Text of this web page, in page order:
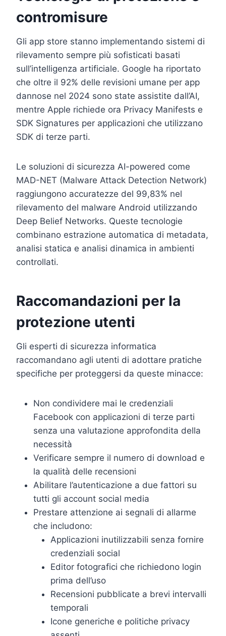
contromisure
Gli app store stanno implementando sistemi di
rilevamento sempre più sofisticati basati
sull’intelligenza artificiale. Google ha riportato
che oltre il 92% delle revisioni umane per app
dannose nel 2024 sono state assistite dall’AI,
mentre Apple richiede ora Privacy Manifests e
SDK Signatures per applicazioni che utilizzano
SDK di terze parti.
Le soluzioni di sicurezza AI-powered come
MAD-NET (Malware Attack Detection Network)
raggiungono accuratezze del 99,83% nel
rilevamento del malware Android utilizzando
Deep Belief Networks. Queste tecnologie
combinano estrazione automatica di metadata,
analisi statica e analisi dinamica in ambienti
controllati.
Raccomandazioni per la
protezione utenti
Gli esperti di sicurezza informatica
raccomandano agli utenti di adottare pratiche
specifiche per proteggersi da queste minacce:
Non condividere mai le credenziali
Facebook con applicazioni di terze parti
senza una valutazione approfondita della
necessità
Verificare sempre il numero di download e
la qualità delle recensioni
Abilitare l’autenticazione a due fattori su
tutti gli account social media
Prestare attenzione ai segnali di allarme
che includono:
Applicazioni inutilizzabili senza fornire
credenziali social
Editor fotografici che richiedono login
prima dell’uso
Recensioni pubblicate a brevi intervalli
temporali
Icone generiche e politiche privacy